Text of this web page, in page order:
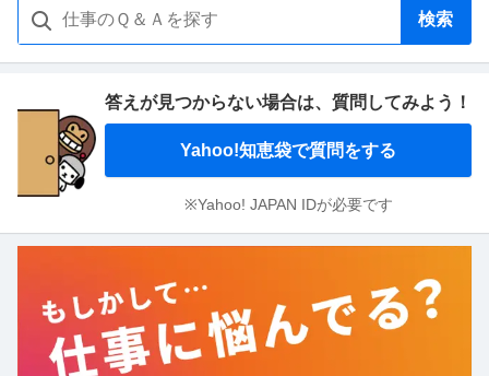
検索
答えが見つからない場合は、 質問してみよう！
Yahoo!知恵袋で質問をする
※Yahoo! JAPAN IDが必要です